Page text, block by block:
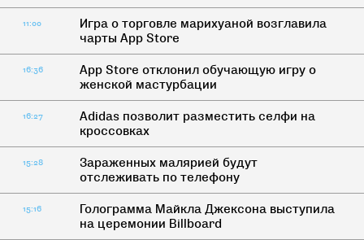
11:00
Игра о торговле марихуаной возглавила
чарты App Store
16:36
App Store отклонил обучающую игру о
женской мастурбации
16:27
Adidas позволит разместить селфи на
кроссовках
15:28
Зараженных малярией будут
отслеживать по телефону
15:16
Голограмма Майкла Джексона выступила
на церемонии Billboard